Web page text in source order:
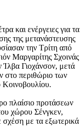
και ενέργειες για τα
της μετανάστευσης
την Τρίτη από
Μαργαρίτης Σχοινάς
Γιοχάνσον, μετά
στο περιθώριο των
πλαίσιο προτάσεων
χώρου Σένγκεν,
με τα εξωτερικά